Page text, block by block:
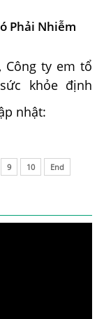
biết...
Phải Nhiễm
Công ty em tổ
khỏe định
nghiệm máu
bạch cầu ái
nói chỉ...
nhật:
9 10 End